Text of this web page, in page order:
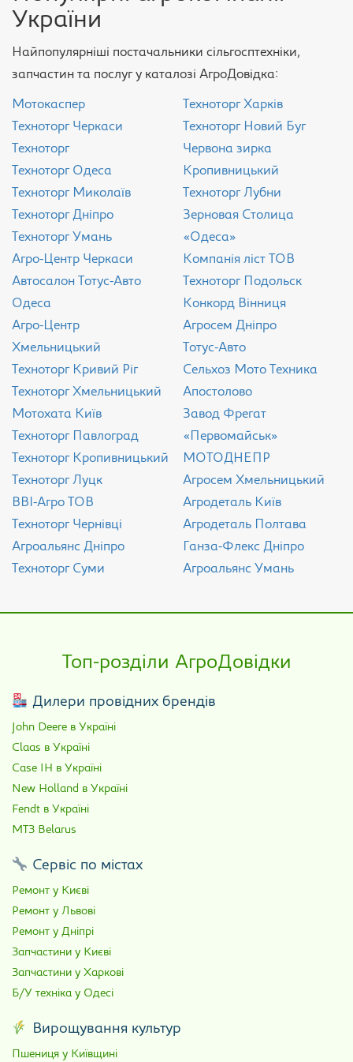
України
Найпопулярніші постачальники сільгосптехніки,
запчастин та послуг у каталозі АгроДовідка:
Мотокаспер
Техноторг Черкаси
Техноторг
Техноторг Одеса
Техноторг Миколаїв
Техноторг Дніпро
Техноторг Умань
Агро-Центр Черкаси
Aвтосалон Тотус-Авто
Одеса
Агро-Центр
Хмельницький
Техноторг Кривий Ріг
Техноторг Хмельницький
Мотохата Київ
Техноторг Павлоград
Техноторг Кропивницький
Техноторг Луцк
ВВІ-Агро ТОВ
Техноторг Чернівці
Агроальянс Дніпро
Техноторг Суми
Техноторг Харків
Техноторг Новий Буг
Червона зирка
Кропивницький
Техноторг Лубни
Зерновая Столица
«Одеса»
Компанія ліст ТОВ
Техноторг Подольск
Конкорд Вінниця
Агросем Дніпро
Тотус-Авто
Сельхоз Мото Техника
Апостолово
Завод Фрегат
«Первомайськ»
МОТОДНЕПР
Агросем Хмельницький
Агродеталь Київ
Агродеталь Полтава
Ганза-Флекс Дніпро
Агроальянс Умань
Топ-розділи АгроДовідки
Дилери провідних брендів
John Deere в Україні
Claas в Україні
Case IH в Україні
New Holland в Україні
Fendt в Україні
МТЗ Belarus
Сервіс по містах
Ремонт у Києві
Ремонт у Львові
Ремонт у Дніпрі
Запчастини у Києві
Запчастини у Харкові
Б/У техніка у Одесі
Вирощування культур
Пшениця у Київщині